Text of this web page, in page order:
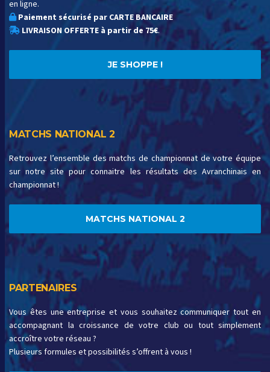
en ligne.
Paiement sécurisé par CARTE BANCAIRE
LIVRAISON OFFERTE à partir de 75€.
JE SHOPPE !
MATCHS NATIONAL 2
Retrouvez l’ensemble des matchs de championnat de votre équipe
sur notre site pour connaitre les résultats des Avranchinais en
championnat !
MATCHS NATIONAL 2
PARTENAIRES
Vous êtes une entreprise et vous souhaitez communiquer tout en
accompagnant la croissance de votre club ou tout simplement
accroître votre réseau ?
Plusieurs formules et possibilités s’offrent à vous !